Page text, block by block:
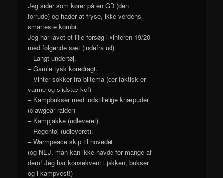
Jeg sider som kører på en GD (den
forrude) og hader at fryse, ikke verdens
smarteste kombi.
Jeg har lavet et lille forsøg i vinteren 19/20
med følgende sæt (indefra ud)
– Langt undertøj.
– Gamle tysk køredragt.
– Vinter sokker fra biltema (der faktisk er
varme og slidstærke!)
– Kampbukser med indstillelige knæpuder
(clawgear raider)
– Kampjakke (udleveret).
– Regentøj (udleveret).
– Warmpeace skip til hovedet
(og NEJ, man kan ikke havde for mange af
dem! Jeg har konsekvent i jakken, bukser
og i kampvest!)